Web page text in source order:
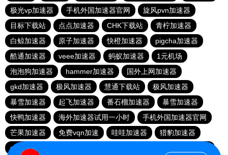
极光vp加速器
手机外国加速器官网
旋风pvn加速器
目标下载站
点点加速器 CHK下载站
青柠加速器
白鲸加速器
原子加速器 快橙加速器
pigcha加速器
酷通加速器
veee加速器 蚂蚁加速器
1元机场
泡泡狗加速器
hammer加速器
国外上网加速器
gkd加速器
极风加速器 慧通下载站
极风加速器
暴雪加速器
起飞加速器 番石榴加速器
暴雪加速器
快鸭加速器
海外加速器试用一小时
手机外国加速器官网
芒果加速器
免费vqn加速 哇哇加速器
猎豹加速器
gkd加速器